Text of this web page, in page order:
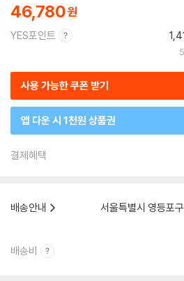
46,780
YES포인트
사용 가능한 쿠폰 받기
앱 다운 시 1천원 상품권
결제혜택
배송안내
서울특별시 영등포
배송비